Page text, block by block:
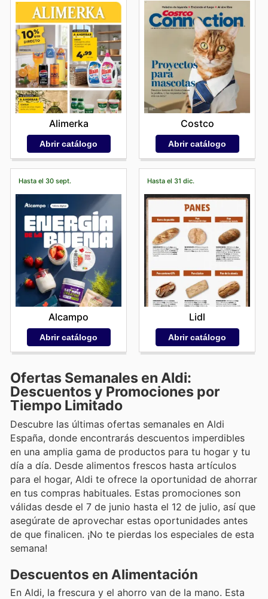
Alimerka
Abrir catálogo
Costco
Abrir catálogo
Hasta el 30 sept.
Alcampo
Abrir catálogo
Hasta el 31 dic.
Lidl
Abrir catálogo
Ofertas Semanales en Aldi:
Descuentos y Promociones por
Tiempo Limitado
Descubre las últimas ofertas semanales en Aldi
España, donde encontrarás descuentos imperdibles
en una amplia gama de productos para tu hogar y tu
día a día. Desde alimentos frescos hasta artículos
para el hogar, Aldi te ofrece la oportunidad de ahorrar
en tus compras habituales. Estas promociones son
válidas desde el 7 de junio hasta el 12 de julio, así que
asegúrate de aprovechar estas oportunidades antes
de que finalicen. ¡No te pierdas los especiales de esta
semana!
Descuentos en Alimentación
En Aldi, la frescura y el ahorro van de la mano. Esta